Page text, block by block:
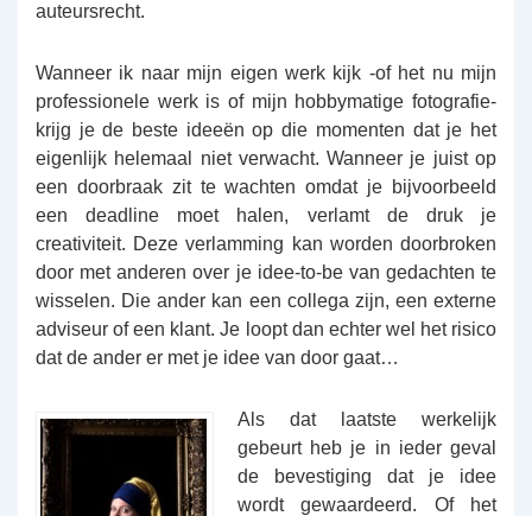
auteursrecht.
Wanneer ik naar mijn eigen werk kijk -of het nu mijn
professionele werk is of mijn hobbymatige fotografie-
krijg je de beste ideeën op die momenten dat je het
eigenlijk helemaal niet verwacht. Wanneer je juist op
een doorbraak zit te wachten omdat je bijvoorbeeld
een deadline moet halen, verlamt de druk je
creativiteit. Deze verlamming kan worden doorbroken
door met anderen over je idee-to-be van gedachten te
wisselen. Die ander kan een collega zijn, een externe
adviseur of een klant. Je loopt dan echter wel het risico
dat de ander er met je idee van door gaat…
Als dat laatste werkelijk
gebeurt heb je in ieder geval
de bevestiging dat je idee
wordt gewaardeerd. Of het